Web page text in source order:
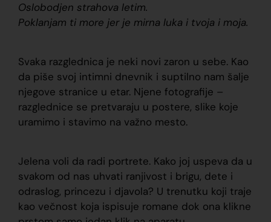
Oslobodjen strahova letim.
Poklanjam ti more jer je mirna luka i tvoja i moja.
Svaka razglednica je neki novi zaron u sebe. Kao
da piše svoj intimni dnevnik i suptilno nam šalje
njegove stranice u etar. Njene fotografije –
razglednice se pretvaraju u postere, slike koje
uramimo i stavimo na važno mesto.
Jelena voli da radi portrete. Kako joj uspeva da u
svakom od nas uhvati ranjivost i brigu, dete i
odraslog, princezu i djavola? U trenutku koji traje
kao večnost koja ispisuje romane dok ona klikne